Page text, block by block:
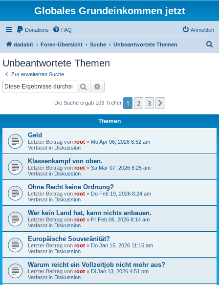
Globales Grundeinkommen jetzt
Donations FAQ Anmelden
dadabit Foren-Übersicht Suche Unbeantwortete Themen
Unbeantwortete Themen
Zur erweiterten Suche
Suche
Die Suche ergab 103 Treffer 1 2 3
Themen
Geld
Letzter Beitrag von root « Mo Apr 06, 2026 8:52 am
Verfasst in Diskussion
Klassenkampf von oben.
Letzter Beitrag von root « Sa Mär 07, 2026 8:25 am
Verfasst in Diskussion
Ohne Recht keine Ordnung?
Letzter Beitrag von root « Do Feb 19, 2026 8:24 am
Verfasst in Diskussion
Wer kein Land hat, kann nichts anbauen.
Letzter Beitrag von root « Fr Feb 06, 2026 8:14 am
Verfasst in Diskussion
Europäische Souveränität?
Letzter Beitrag von root « Do Jan 15, 2026 11:15 am
Verfasst in Diskussion
Warum reicht ein Vollzeitjob nicht mehr aus?
Letzter Beitrag von root « Di Jan 13, 2026 4:51 pm
Verfasst in Diskussion